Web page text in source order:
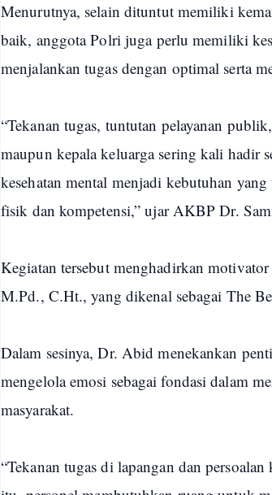
Menurutnya, selain dituntut memiliki
baik, anggota Polri juga perlu memiliki
menjalankan tugas dengan optimal serta
“Tekanan tugas, tuntutan pelayanan
maupun kepala keluarga sering kali hadir
kesehatan mental menjadi kebutuhan
fisik dan kompetensi,” ujar AKBP Dr.
Kegiatan tersebut menghadirkan
M.Pd., C.Ht., yang dikenal sebagai The
Dalam sesinya, Dr. Abid menekankan
mengelola emosi sebagai fondasi dalam
masyarakat.
“Tekanan tugas di lapangan dan